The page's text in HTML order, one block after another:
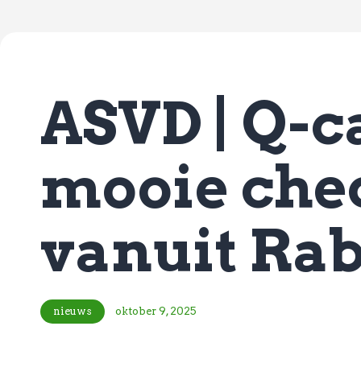
ASVD | Q-
mooie
vanuit
nieuws oktober 9, 2025